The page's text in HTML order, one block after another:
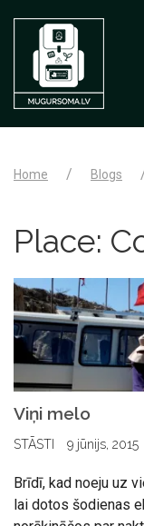
Home Blogs
Place:
Viņi melo
STĀSTI 9 jūnijs, 2015
Brīdī, kad noeju uz
lai dotos šodienas